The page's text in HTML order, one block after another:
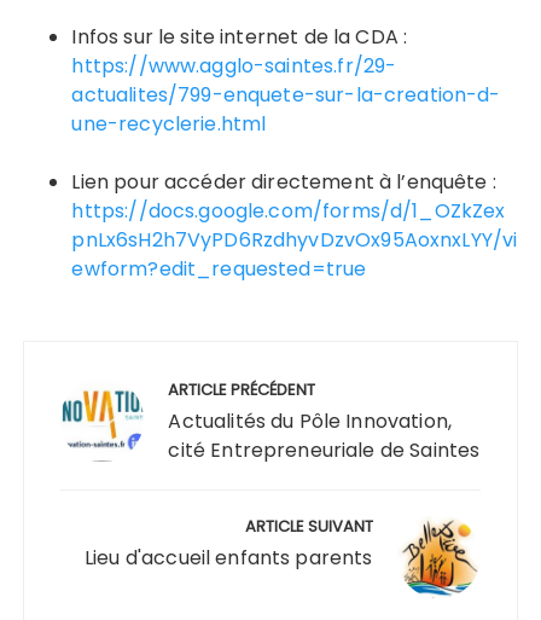
Infos sur le site internet de la CDA :
https://www.agglo-saintes.fr/29-
actualites/799-enquete-sur-la-creation-d-
une-recyclerie.html
Lien pour accéder directement à l’enquête :
https://docs.google.com/forms/d/1_OZkZex
pnLx6sH2h7VyPD6RzdhyvDzvOx95AoxnxLYY/vi
ewform?edit_requested=true
l’article
ARTICLE PRÉCÉDENT
Actualités du Pôle Innovation,
cité Entrepreneuriale de Saintes
ARTICLE SUIVANT
Lieu d'accueil enfants parents